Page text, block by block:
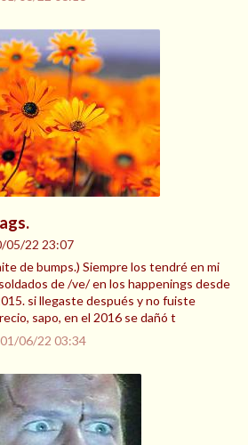
05/22 23:07
de bumps.) Siempre los tendré en mi
de /ve/ en los happenings desde
si llegaste después y no fuiste
sapo, en el 2016 se dañó t
01/06/22 03:34